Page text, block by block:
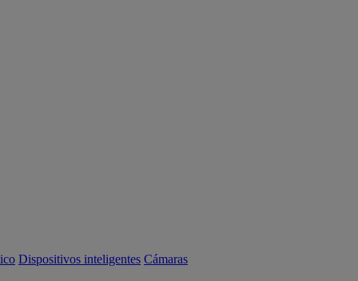
Dispositivos inteligentes Cámaras